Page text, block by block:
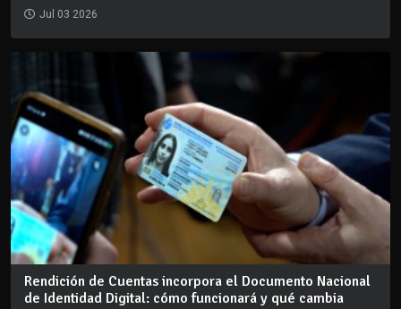
Jul 03 2026
Rendición de Cuentas incorpora el Documento Nacional
de Identidad Digital: cómo funcionará y qué cambia